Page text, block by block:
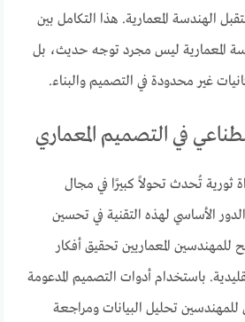
الهندسة المعمارية. هذا التكامل بين
المعمارية ليس مجرد توجه حديث، بل
غير محدودة في التصميم والبناء.
في التصميم المعماري
ثورية تُحدث تحولاً كبيرًا في مجال
الأساسي لهذه التقنية في تحسين
للمهندسين المعماريين تحقيق أفكار
باستخدام أدوات التصميم المدعومة
للمهندسين تحليل البيانات ومراجعة